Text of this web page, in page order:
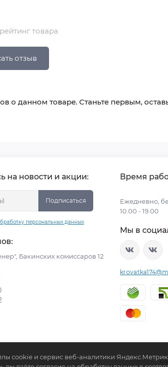
товара
отзыв
о данном товаре. Станьте первым,
на новости и акции:
Подписаться
персональных данных
Бакинских комиссаров 12
Время
Ежедневно,
10.00 - 19.00
Мы в
cookie и сервис веб-аналитики